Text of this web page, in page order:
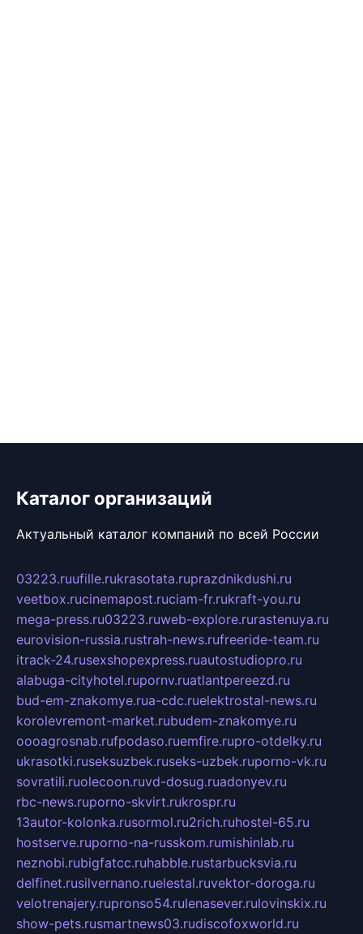
Каталог организаций
Актуальный каталог компаний по всей России
03223.ruufille.rukrasotata.ruprazdnikdushi.ru
veetbox.rucinemapost.ruciam-fr.rukraft-you.ru
mega-press.ru03223.ruweb-explore.rurastenuya.ru
eurovision-russia.rustrah-news.rufreeride-team.ru
itrack-24.rusexshopexpress.ruautostudiopro.ru
alabuga-cityhotel.rupornv.ruatlantpereezd.ru
bud-em-znakomye.rua-cdc.ruelektrostal-news.ru
korolevremont-market.rubudem-znakomye.ru
oooagrosnab.rufpodaso.ruemfire.rupro-otdelky.ru
ukrasotki.ruseksuzbek.ruseks-uzbek.ruporno-vk.ru
sovratili.ruolecoon.ruvd-dosug.ruadonyev.ru
rbc-news.ruporno-skvirt.rukrospr.ru
13autor-kolonka.rusormol.ru2rich.ruhostel-65.ru
hostserve.ruporno-na-russkom.rumishinlab.ru
neznobi.rubigfatcc.ruhabble.rustarbucksvia.ru
delfinet.rusilvernano.ruelestal.ruvektor-doroga.ru
velotrenajery.rupronso54.rulenasever.rulovinskix.ru
show-pets.rusmartnews03.rudiscofoxworld.ru